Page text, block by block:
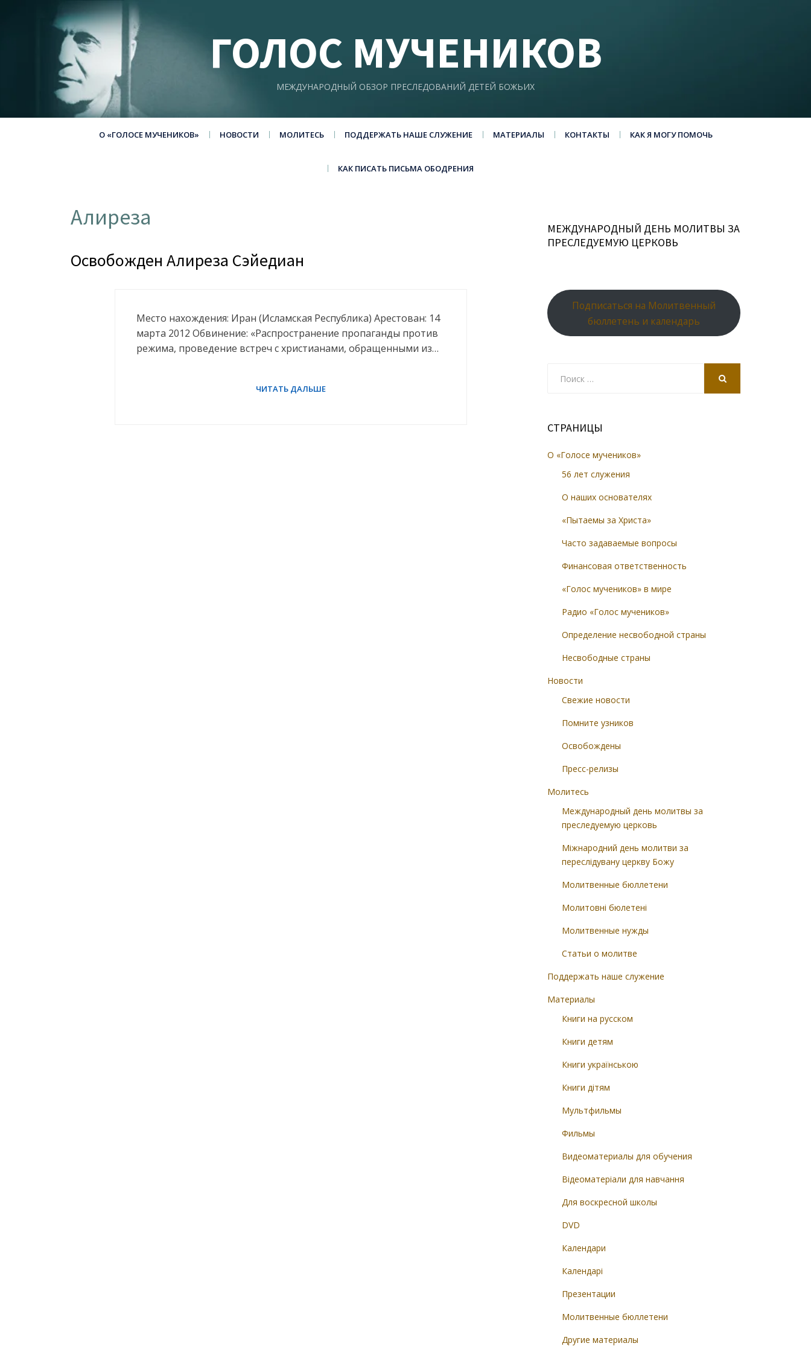
ГОЛОС МУЧЕНИКОВ
МЕЖДУНАРОДНЫЙ ОБЗОР ПРЕСЛЕДОВАНИЙ ДЕТЕЙ БОЖЬИХ
О «ГОЛОСЕ МУЧЕНИКОВ» НОВОСТИ МОЛИТЕСЬ ПОДДЕРЖАТЬ НАШЕ СЛУЖЕНИЕ МАТЕРИАЛЫ КОНТАКТЫ КАК Я МОГУ ПОМОЧЬ
КАК ПИСАТЬ ПИСЬМА ОБОДРЕНИЯ
Алиреза
Освобожден Алиреза Сэйедиан
Место нахождения: Иран (Исламская Республика) Арестован: 14
марта 2012 Обвинение: «Распространение пропаганды против
режима, проведение встреч с христианами, обращенными из…
МЕЖДУНАРОДНЫЙ ДЕНЬ МОЛИТВЫ ЗА
ПРЕСЛЕДУЕМУЮ ЦЕРКОВЬ
Подписаться на Молитвенный
бюллетень и календарь
СТРАНИЦЫ
О «Голосе мучеников»
56 лет служения
О наших основателях
«Пытаемы за Христа»
Часто задаваемые вопросы
Финансовая ответственность
«Голос мучеников» в мире
Радио «Голос мучеников»
Определение несвободной страны
Несвободные страны
Новости
Свежие новости
Помните узников
Освобождены
Пресс-релизы
Молитесь
Международный день молитвы за
преследуемую церковь
Міжнародний день молитви за
переслідувану церкву Божу
Молитвенные бюллетени
Молитовні бюлетені
Молитвенные нужды
Статьи о молитве
Поддержать наше служение
Материалы
Книги на русском
Книги детям
Книги українською
Книги дітям
Мультфильмы
Фильмы
Видеоматериалы для обучения
Відеоматеріали для навчання
Для воскресной школы
DVD
Календари
Календарі
Презентации
Молитвенные бюллетени
Другие материалы